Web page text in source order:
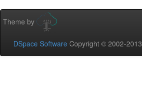
Theme by
DSpace Software Copyright © 2002-2013